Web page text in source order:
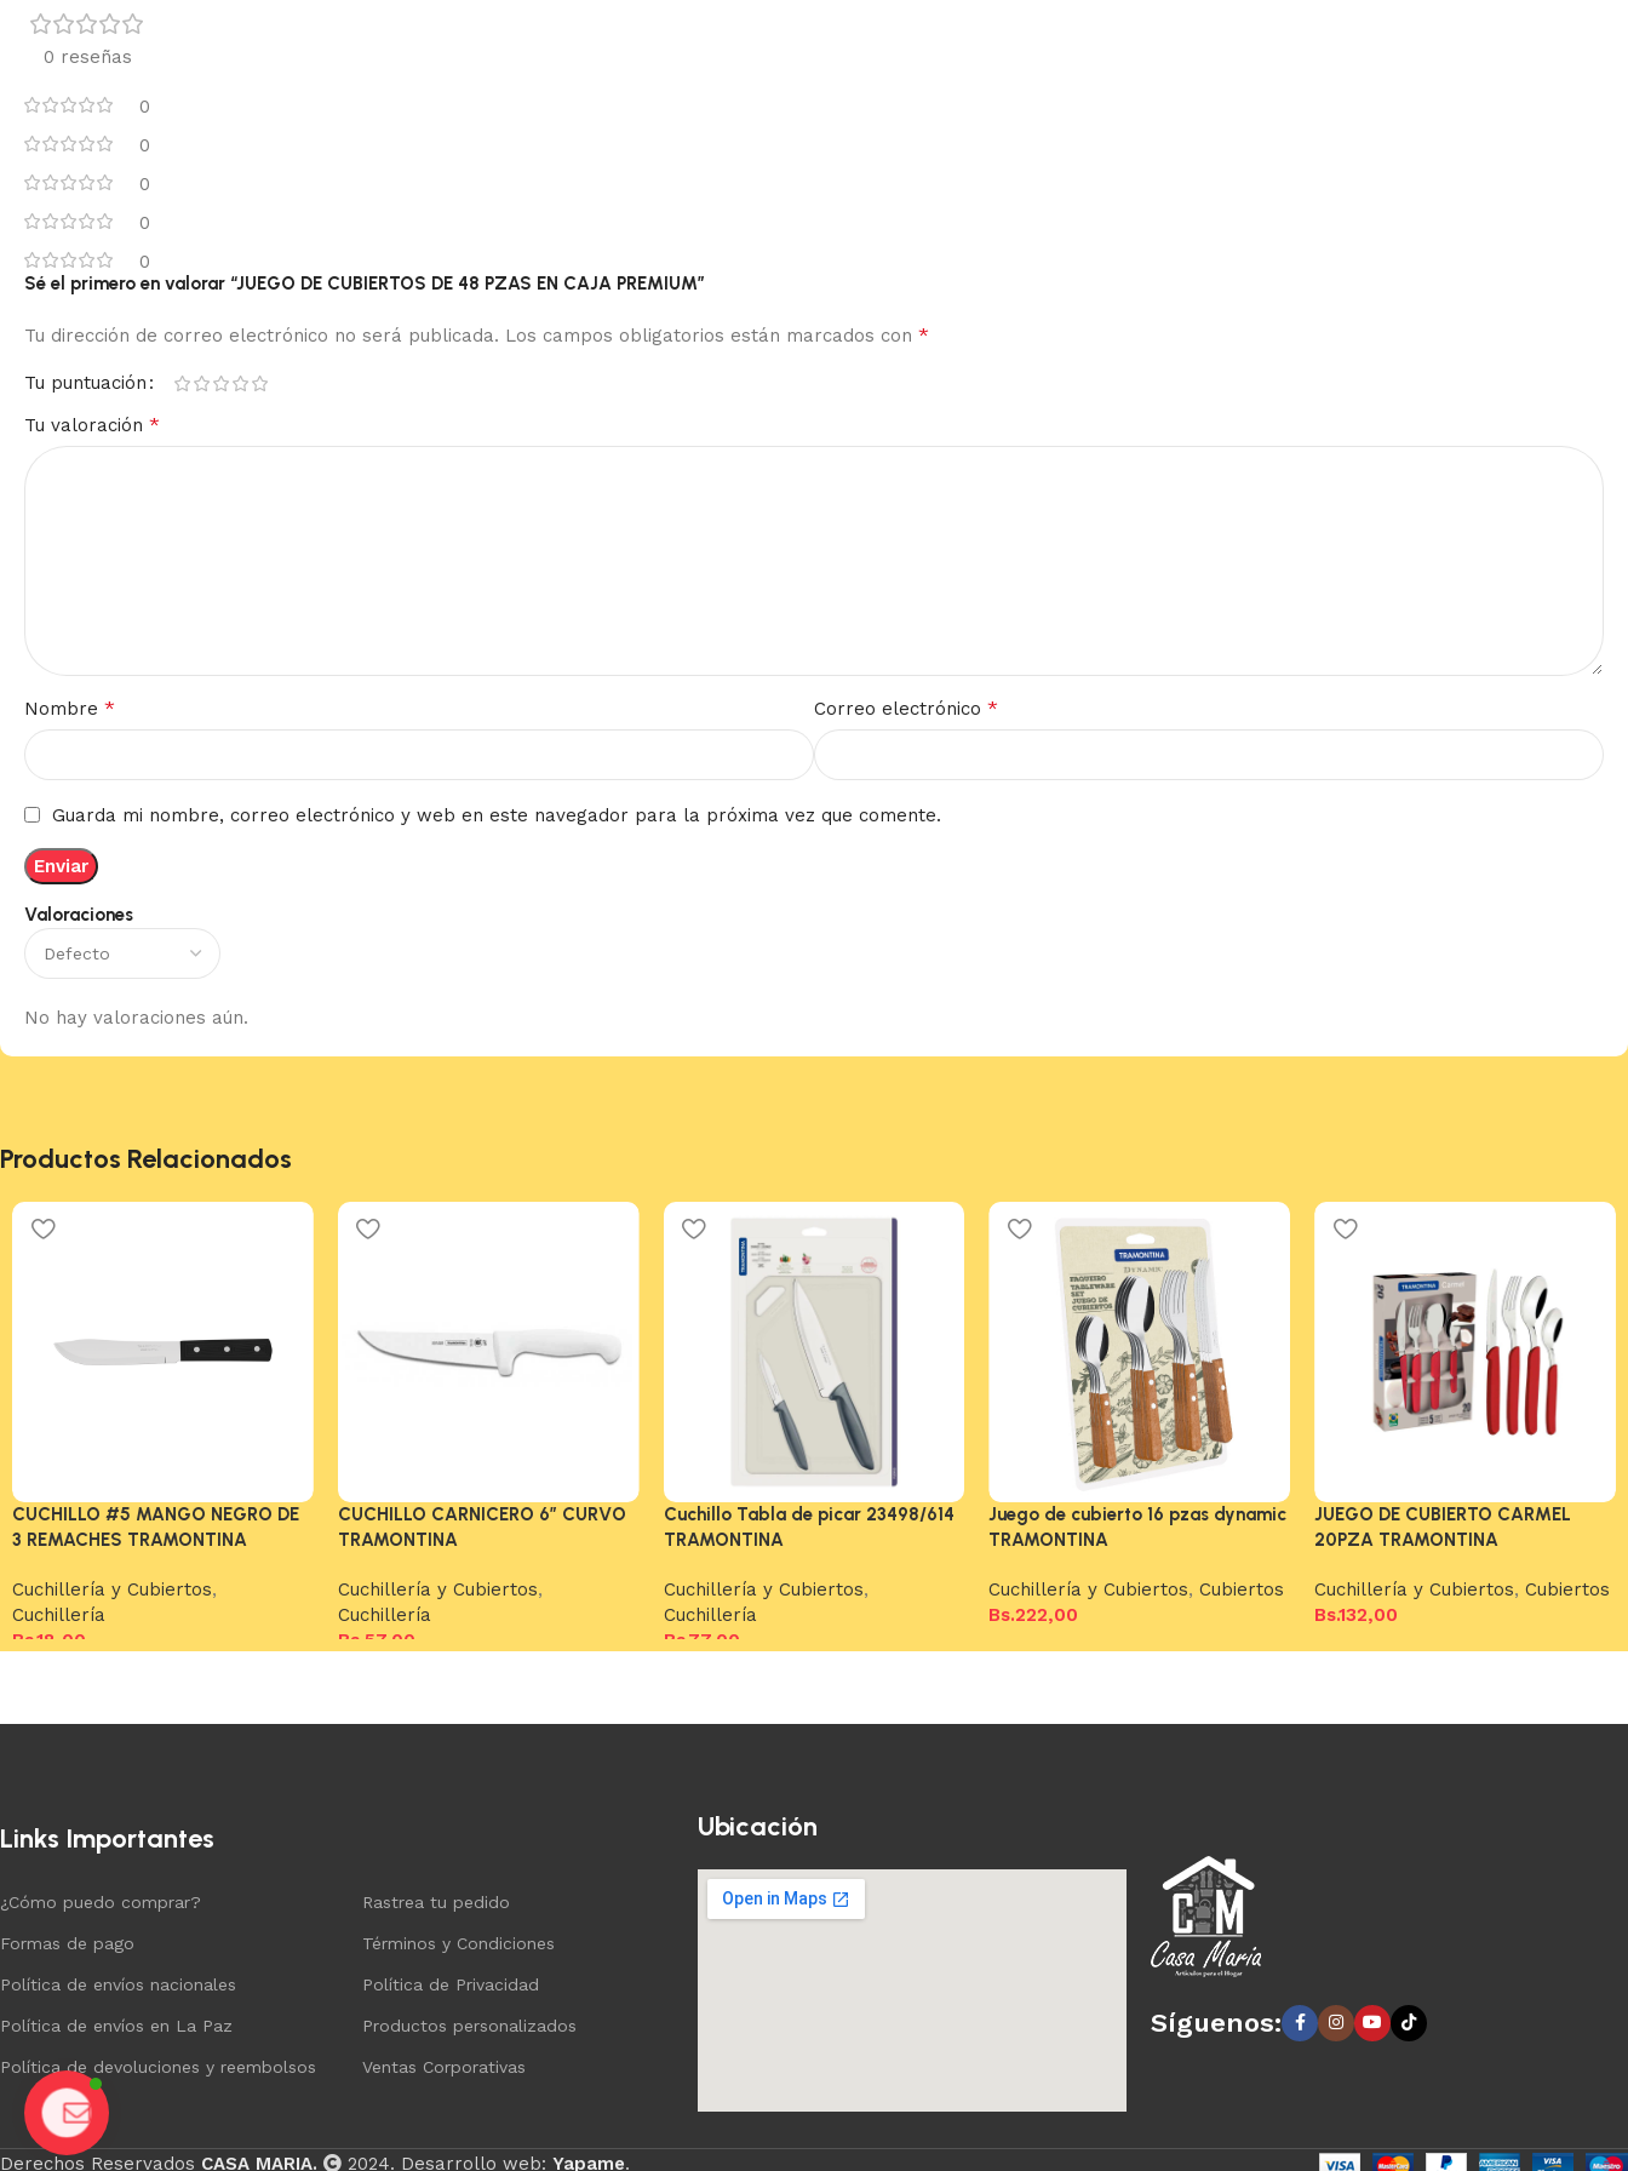
0 reseñas
0
0
0
0
0
Valoraciones
No hay valoraciones aún.
Sé el primero en valorar “JUEGO DE CUBIERTOS DE 48 PZAS EN CAJA PREMIUM”
Tu dirección de correo electrónico no será publicada. Los campos obligatorios están marcados con *
Tu puntuación
Tu valoración *
Nombre * Correo electrónico *
Guarda mi nombre, correo electrónico y web en este navegador para la próxima vez que comente.
Productos Relacionados
CUCHILLO #5 MANGO NEGRO DE
3 REMACHES TRAMONTINA
Cuchillería y Cubiertos,
Cuchillería
Bs.18,00
CUCHILLO CARNICERO 6″ CURVO
TRAMONTINA
Cuchillería y Cubiertos,
Cuchillería
Bs. 57,00
Cuchillo Tabla de picar 23498/614
TRAMONTINA
Cuchillería y Cubiertos,
Cuchillería
Bs.77,00
Juego de cubierto 16 pzas dynamic
TRAMONTINA
Cuchillería y Cubiertos,Cubiertos
Bs.222,00
Añadir al carrito
JUEGO DE CUBIERTO CARMEL
20PZA TRAMONTINA
Cuchillería y Cubiertos,Cubiertos
Bs.132,00
Añadir al carrito
Links Importantes
¿Cómo puedo comprar?
Formas de pago
Política de envíos nacionales
Política de envíos en La Paz
Política de devoluciones y reembolsos
Rastrea tu pedido
Términos y Condiciones
Política de Privacidad
Productos personalizados
Ventas Corporativas
Ubicación
Síguenos:
Derechos Reservados CASA MARIA. 2024. Desarrollo web: Yapame.